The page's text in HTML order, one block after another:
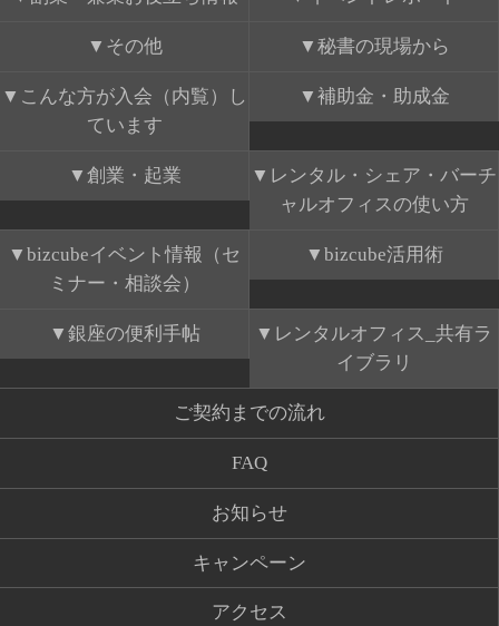
その他 秘書の現場から
こんな方が入会（内覧）し
ています
補助金・助成金
創業・起業
レンタル・シェア・バーチ
ャルオフィスの使い方
bizcubeイベント情報（セ
ミナー・相談会）
bizcube活用術
銀座の便利手帖
レンタルオフィス_共有ラ
イブラリ
ご契約までの流れ
FAQ
お知らせ
キャンペーン
アクセス